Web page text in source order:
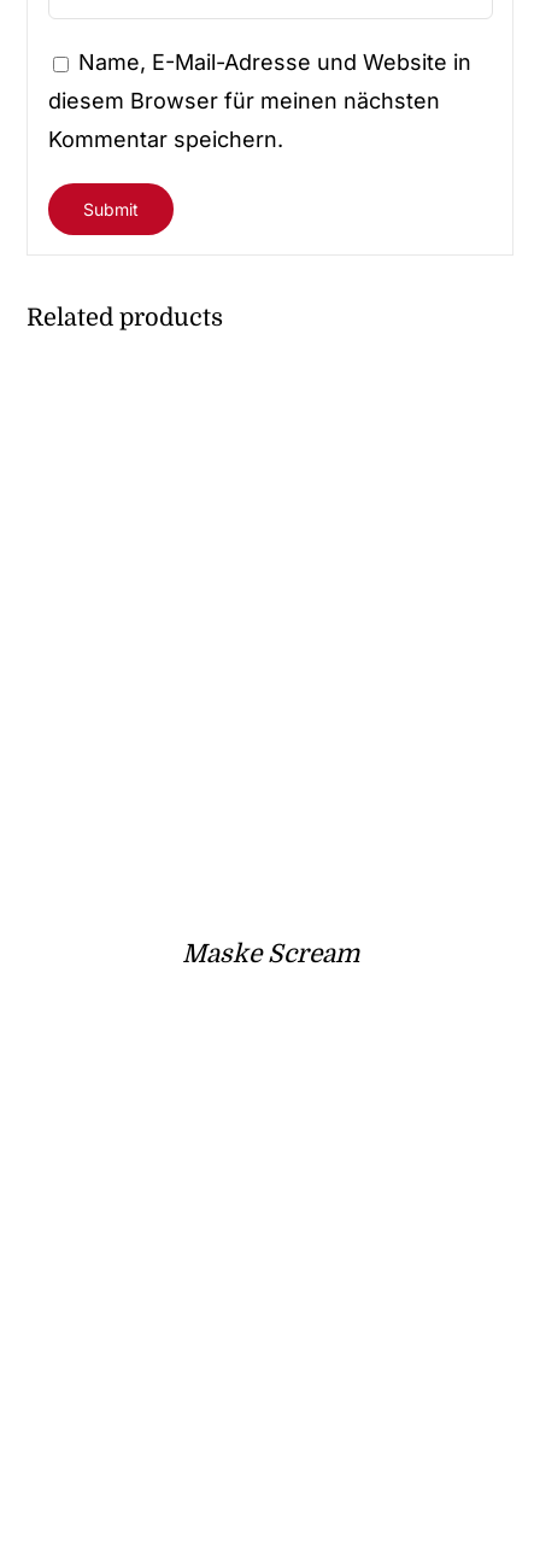
Name, E-Mail-Adresse und Website in
diesem Browser für meinen nächsten
Kommentar speichern.
Related products
Maske Scream